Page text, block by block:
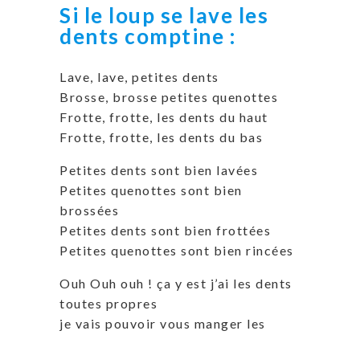
Si le loup se lave les
dents comptine :
Lave, lave, petites dents
Brosse, brosse petites quenottes
Frotte, frotte, les dents du haut
Frotte, frotte, les dents du bas
Petites dents sont bien lavées
Petites quenottes sont bien
brossées
Petites dents sont bien frottées
Petites quenottes sont bien rincées
Ouh Ouh ouh ! ça y est j’ai les dents
toutes propres
je vais pouvoir vous manger les